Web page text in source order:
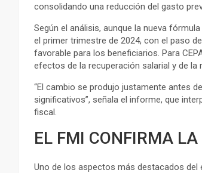
consolidando una reducción del gasto
Según el análisis, aunque la nueva
el primer trimestre de 2024, con el paso
favorable para los beneficiarios. Para
efectos de la recuperación salarial y de
“El cambio se produjo justamente antes
significativos”, señala el informe, que
fiscal.
EL FMI CONFIRMA
Uno de los aspectos más destacados del